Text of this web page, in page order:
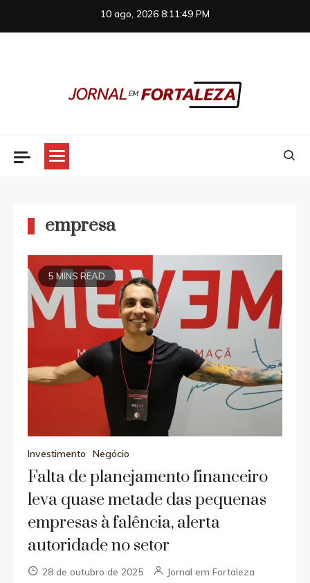
10 ago, 2026 8:11:49 PM
empresa
5 MINS READ
Investimento Negócio
Falta de planejamento financeiro
leva quase metade das pequenas
empresas à falência, alerta
autoridade no setor
28 de outubro de 2025 Jornal em Fortaleza